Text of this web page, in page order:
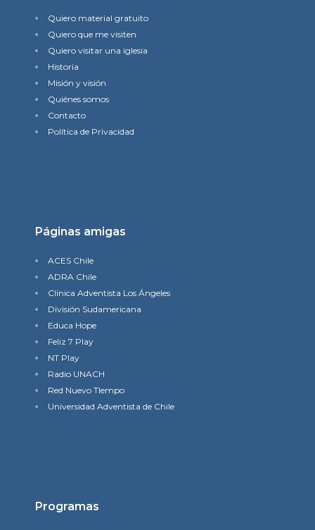
Quiero material gratuito
Quiero que me visiten
Quiero visitar una iglesia
Historia
Misión y visión
Quiénes somos
Contacto
Política de Privacidad
Páginas amigas
ACES Chile
ADRA Chile
Clínica Adventista Los Ángeles
División Sudamericana
Educa Hope
Feliz 7 Play
NT Play
Radio UNACH
Red Nuevo TIempo
Universidad Adventista de Chile
Programas